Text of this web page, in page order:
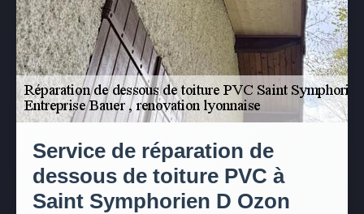
Service de réparation de
dessous de toiture PVC à
Saint Symphorien D Ozon